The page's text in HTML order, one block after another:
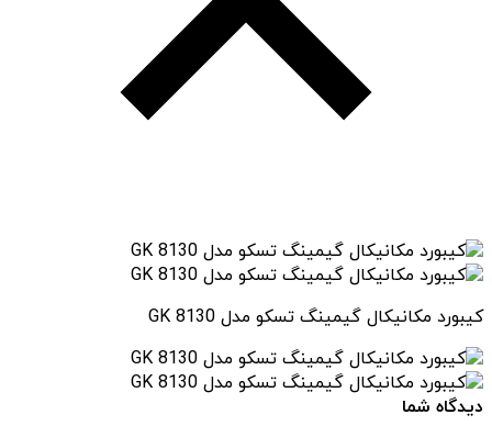
کیبورد مکانیکال گیمینگ تسکو مدل GK 8130
دیدگاه شما